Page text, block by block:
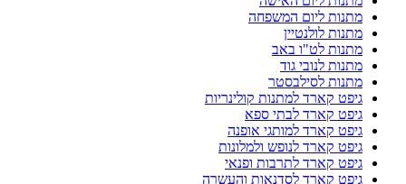
מתנות ליום המשפחה
מתנות לולנטיין
מתנות לט"ו באב
מתנות לנובי גוד
מתנות לסילבסטר
גיפט קארד למתנות קולינריות
גיפט קארד לבתי ספא
גיפט קארד למותגי אופנה
גיפט קארד לנופש ולמלונות
גיפט קארד לתרבות ופנאי
גיפט קארד לסדנאות והעשרה